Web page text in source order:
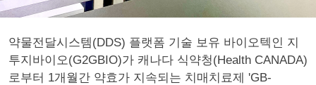
약물전달시스템(DDS) 플랫폼 기술 보유 바이오텍인 지
투지바이오(G2GBIO)가 캐나다 식약청(Health CANADA)
로부터 1개월간 약효가 지속되는 치매치료제 'GB-